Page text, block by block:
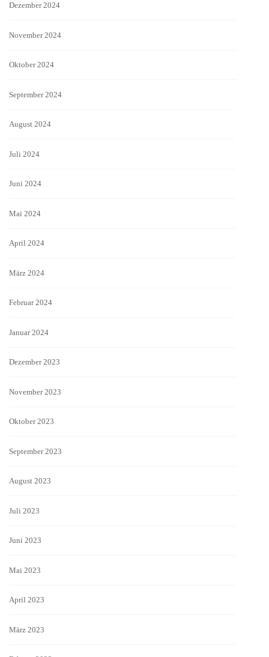
Dezember 2024
November 2024
Oktober 2024
September 2024
August 2024
Juli 2024
Juni 2024
Mai 2024
April 2024
März 2024
Februar 2024
Januar 2024
Dezember 2023
November 2023
Oktober 2023
September 2023
August 2023
Juli 2023
Juni 2023
Mai 2023
April 2023
März 2023